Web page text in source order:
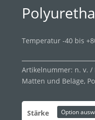
Temperatur -40 bis
Artikelnummer: n. v.
Matten und Beläge,
Stärke